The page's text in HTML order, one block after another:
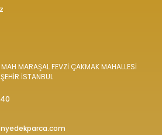
MARAŞAL FEVZİ ÇAKMAK MAHALLESİ
İSTANBUL